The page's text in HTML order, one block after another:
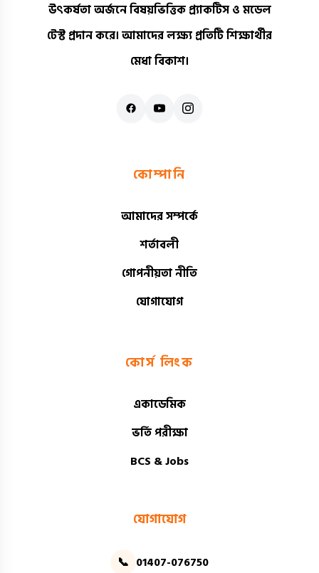
উৎকর্ষতা অর্জনে বিষয়ভিত্তিক প্র্যাকটিস ও মডেল
টেস্ট প্রদান করে। আমাদের লক্ষ্য প্রতিটি শিক্ষার্থীর
মেধা বিকাশ।
কোম্পানি
আমাদের সম্পর্কে
শর্তাবলী
গোপনীয়তা নীতি
যোগাযোগ
কোর্স লিংক
একাডেমিক
ভর্তি পরীক্ষা
BCS & Jobs
যোগাযোগ
📞 01407-076750